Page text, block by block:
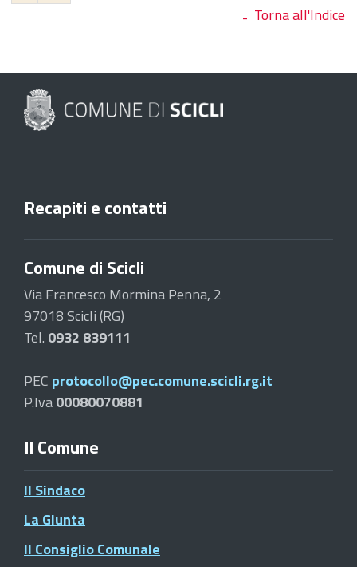
Torna all'Indice
Recapiti e contatti
Comune di Scicli
Via Francesco Mormina Penna, 2
97018 Scicli (RG)
Tel. 0932 839111
PEC protocollo@pec.comune.scicli.rg.it
P.Iva00080070881
Il Comune
Il Sindaco
La Giunta
Il Consiglio Comunale